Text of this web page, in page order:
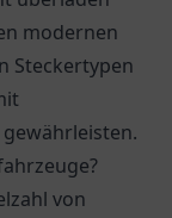
modernen
Steckertypen
von